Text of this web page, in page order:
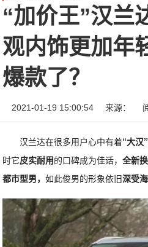
“加价王”汉兰
观内饰更加年
爆款了？
2021-01-19 15:00:54 来源：
汉兰达在很多用户心中有着“大汉”
时它皮实耐用的口碑成为佳话，全新
都市型男，如此俊男的形象依旧深受